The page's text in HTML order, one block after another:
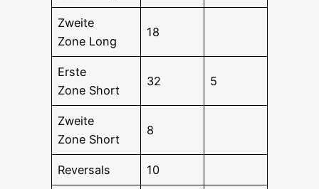
Zwei­te
Zone Long
18
Ers­te
Zone Short
32 5
Zwei­te
Zone Short
8
Rever­sals 10